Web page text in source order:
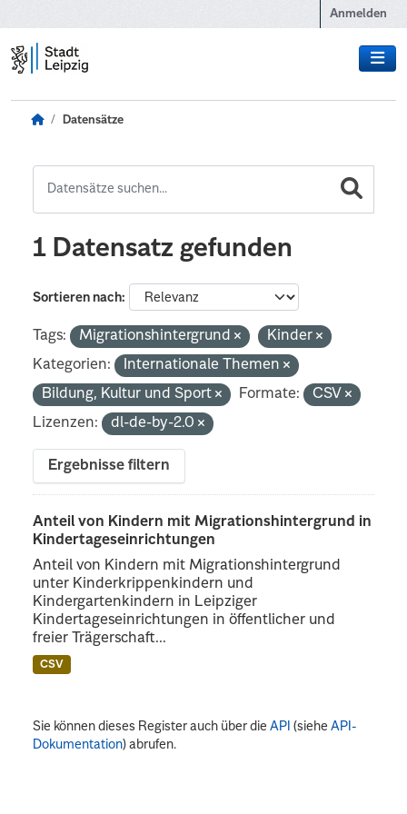
Anmelden
Datensätze
1 Datensatz gefunden
Sortieren nach
Tags: Migrationshintergrund
Kinder
Kategorien:
Internationale Themen
Bildung, Kultur und Sport
Formate:
CSV
Lizenzen:
dl-de-by-2.0
Ergebnisse filtern
Anteil von Kindern mit Migrationshintergrund in
Kindertageseinrichtungen
Anteil von Kindern mit Migrationshintergrund
unter Kinderkrippenkindern und
Kindergartenkindern in Leipziger
Kindertageseinrichtungen in öffentlicher und
freier Trägerschaft...
CSV
Sie können dieses Register auch über dieAPI (sieheAPI-
Dokumentation) abrufen.